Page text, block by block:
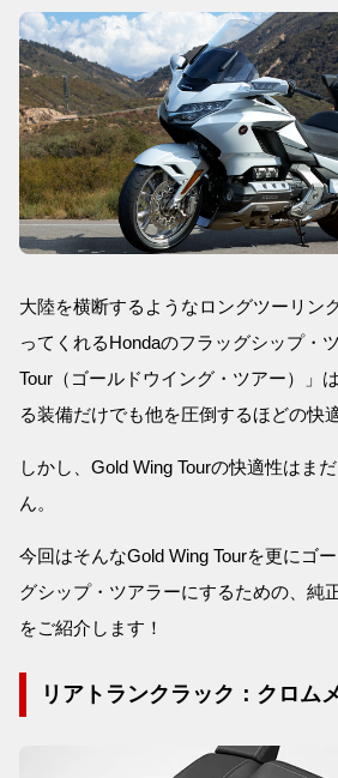
大陸を横断するようなロングツーリン
ってくれるHondaのフラッグシップ・
Tour（ゴールドウイング・ツアー）」
る装備だけでも他を圧倒するほどの快
しかし、Gold Wing Tourの快適性はま
ん。
今回はそんなGold Wing Tourを更にゴ
グシップ・ツアラーにするための、純
をご紹介します！
リアトランクラック：クロム